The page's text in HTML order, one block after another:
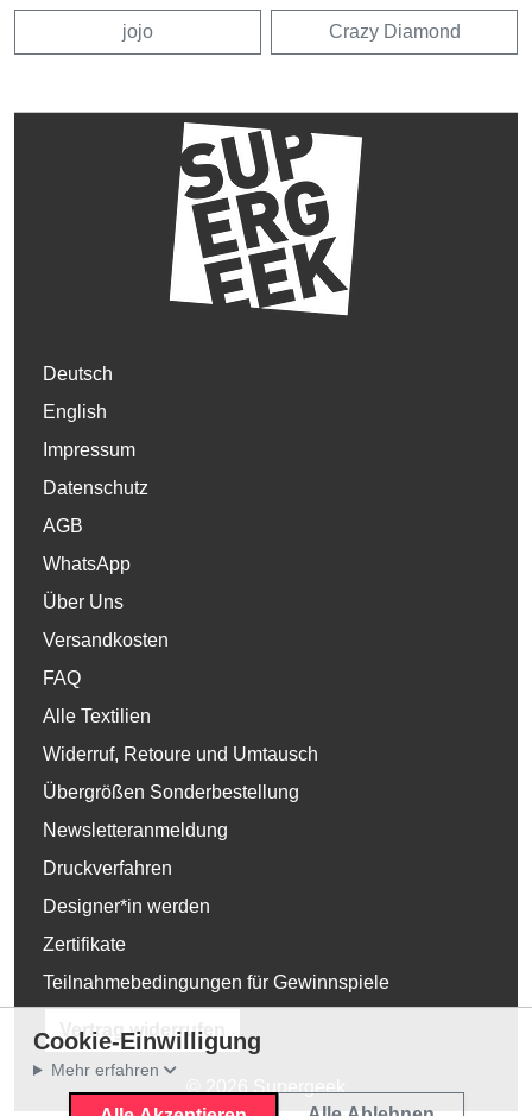
jojo Crazy Diamond
Deutsch
English
Impressum
Datenschutz
AGB
WhatsApp
Über Uns
Versandkosten
FAQ
Alle Textilien
Widerruf, Retoure und Umtausch
Übergrößen Sonderbestellung
Newsletteranmeldung
Druckverfahren
Designer*in werden
Zertifikate
Teilnahmebedingungen für Gewinnspiele
Vertrag widerrufen
Cookie-Einwilligung
Mehr erfahren